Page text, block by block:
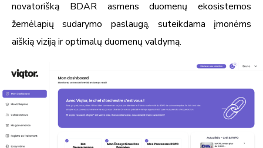
novatorišką BDAR asmens duomenų ekosistemos
žemėlapių sudarymo paslaugą, suteikdama įmonėms
aiškią viziją ir optimalų duomenų valdymą.